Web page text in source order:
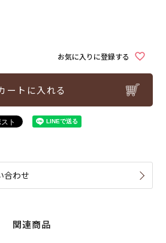
お気に入りに登録する
ートに入れる
合わせ
関連商品